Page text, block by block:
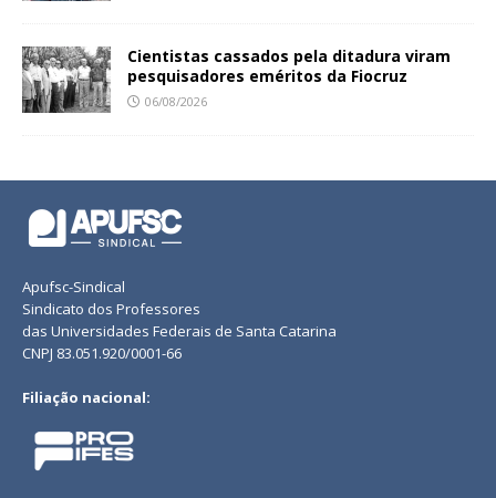
Cientistas cassados pela ditadura viram
pesquisadores eméritos da Fiocruz
06/08/2026
Apufsc-Sindical
Sindicato dos Professores
das Universidades Federais de Santa Catarina
CNPJ 83.051.920/0001-66
Filiação nacional: